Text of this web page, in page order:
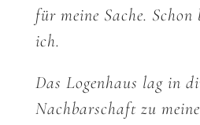
für meine Sache.
ich.
Das Logenhaus lag in
Nachbarschaft zu